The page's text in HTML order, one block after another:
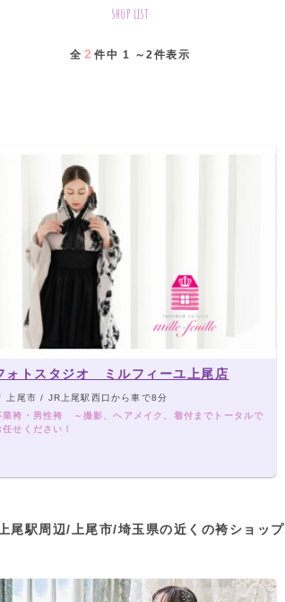
shop list
全 2 件中 1 ～2件表示
ォトスタジオ ミルフィーユ上尾店
上尾市 / JR上尾駅西口から車で8分
業袴・男性袴 ～撮影、ヘアメイク、着付までトータルで
任せください！
上尾駅周辺/上尾市/埼玉県の近くの袴ショップ